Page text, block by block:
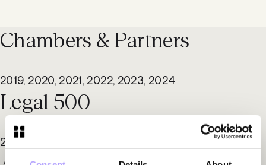
inbox@fylgia.se
08 442 53 00
Chambers & Partners
2019, 2020, 2021, 2022, 2023, 2024
Legal 500
2020, 2021, 2022, 2023, 2024